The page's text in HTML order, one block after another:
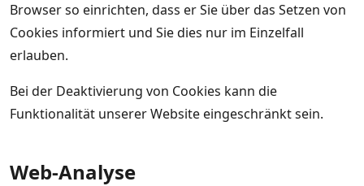
Browser so einrichten, dass er Sie über das Setzen von
Cookies informiert und Sie dies nur im Einzelfall
erlauben.
Bei der Deaktivierung von Cookies kann die
Funktionalität unserer Website eingeschränkt sein.
Web-Analyse